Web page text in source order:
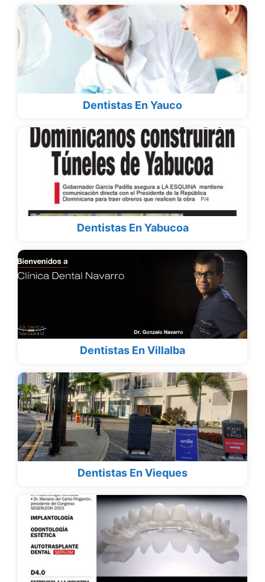
Dentistas En Yauco
Dentistas En Yabucoa
Dentistas En Villalba
Dentistas En Vieques